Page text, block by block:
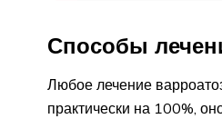
Способы
Любое лечение
практически на 100%,